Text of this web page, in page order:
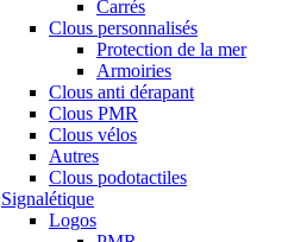
Carrés
Clous personnalisés
Protection de la mer
Armoiries
Clous anti dérapant
Clous PMR
Clous vélos
Autres
Clous podotactiles
Signalétique
Logos